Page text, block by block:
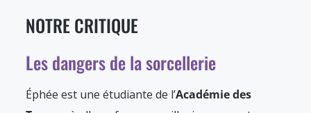
NOTRE CRITIQUE
Les dangers de la sorcellerie
Éphée est une étudiante de l’Académie des